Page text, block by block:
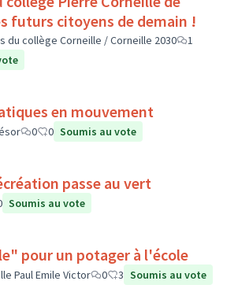
les futurs citoyens de demain !
du collège Corneille / Corneille 2030
1
en mouvement
0 0 Soumis au vote
passe au vert
Soumis au vote
pour un potager à l'école
Paul Emile Victor 0 3 Soumis au vote